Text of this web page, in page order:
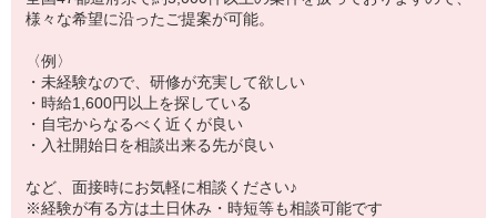
様々な希望に沿ったご提案が可能。
〈例〉
・未経験なので、研修が充実して欲しい
・時給1,600円以上を探している
・自宅からなるべく近くが良い
・入社開始日を相談出来る先が良い
など、面接時にお気軽に相談ください♪
※経験が有る方は土日休み・時短等も相談可能です